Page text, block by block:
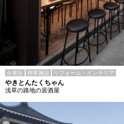
台東区 商業施設 リフォーム・インテリア
やきとんたくちゃん
浅草の路地の居酒屋